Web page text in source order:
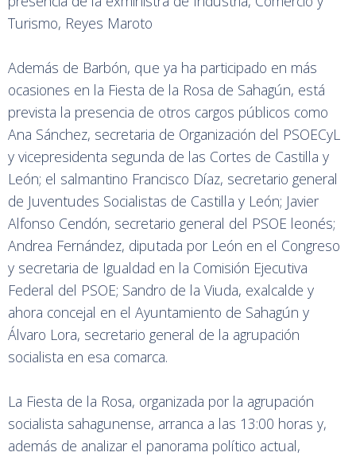
Turismo, Reyes Maroto
Además de Barbón, que ya ha participado en más
ocasiones en la Fiesta de la Rosa de Sahagún, está
prevista la presencia de otros cargos públicos como
Ana Sánchez, secretaria de Organización del PSOECyL
y vicepresidenta segunda de las Cortes de Castilla y
León; el salmantino Francisco Díaz, secretario general
de Juventudes Socialistas de Castilla y León; Javier
Alfonso Cendón, secretario general del PSOE leonés;
Andrea Fernández, diputada por León en el Congreso
y secretaria de Igualdad en la Comisión Ejecutiva
Federal del PSOE; Sandro de la Viuda, exalcalde y
ahora concejal en el Ayuntamiento de Sahagún y
Álvaro Lora, secretario general de la agrupación
socialista en esa comarca.
La Fiesta de la Rosa, organizada por la agrupación
socialista sahagunense, arranca a las 13:00 horas y,
además de analizar el panorama político actual,